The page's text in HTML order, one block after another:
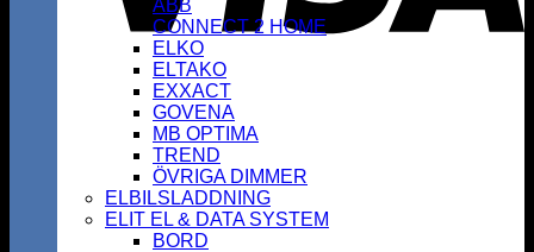
ABB
CONNECT 2 HOME
ELKO
ELTAKO
EXXACT
GOVENA
MB OPTIMA
TREND
ÖVRIGA DIMMER
ELBILSLADDNING
ELIT EL & DATA SYSTEM
BORD